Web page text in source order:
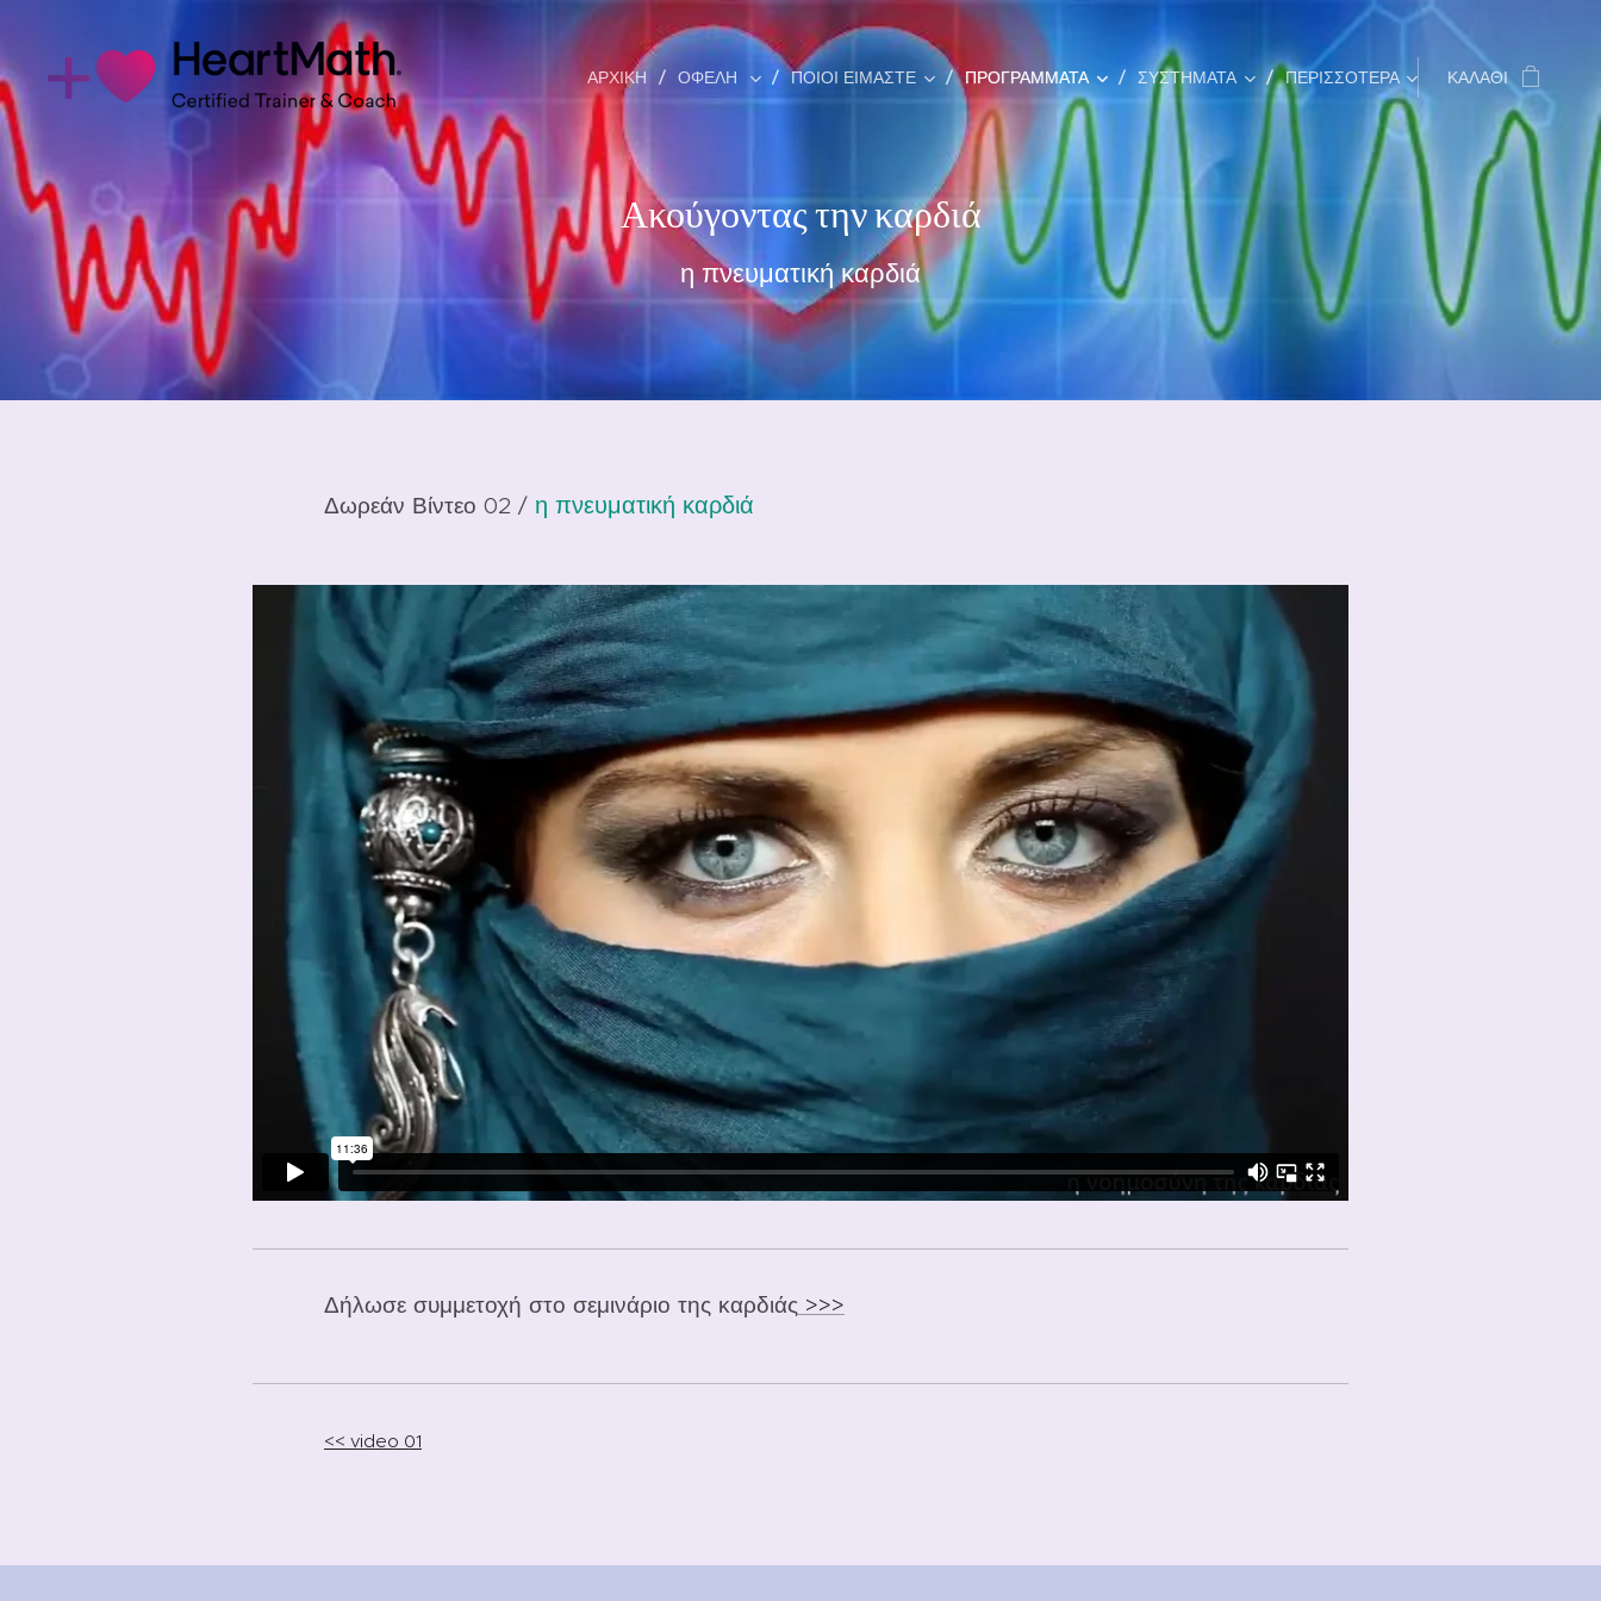
ΑΡΧΙΚΗ ΟΦΕΛΗ ΠΟΙΟΙ ΕΙΜΑΣΤΕ ΠΡΟΓΡΆΜΜΑΤΑ ΣΥΣΤΗΜΑΤΑ ΠΕΡΙΣΣΌΤΕΡΑ ΚΑΛΆΘΙ
Ακούγοντας την καρδιά
η πνευματική καρδιά
Δωρεάν Βίντεο 02 / η πνευματική καρδιά
Δήλωσε συμμετοχή στο σεμινάριο της καρδιάς >>>
<< video 01